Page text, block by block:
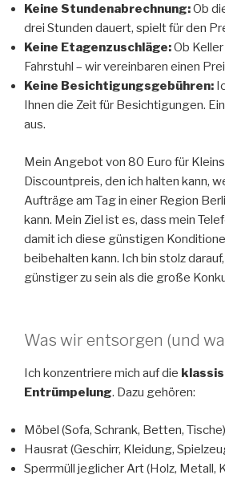
Keine Stundenabrechnung:Ob
drei Stunden dauert, spielt für den
Keine Etagenzuschläge:Ob
Fahrstuhl – wir vereinbaren einen
Keine Besichtigungsgebühren:
Ihnen die Zeit für Besichtigungen.
aus.
Mein Angebot von 80 Euro für
Discountpreis, den ich halten kann,
Aufträge am Tag in einer Region
kann. Mein Ziel ist es, dass mein
damit ich diese günstigen
beibehalten kann. Ich bin stolz
günstiger zu sein als die große
Was wir entsorgen (und
Ich konzentriere mich auf die
Entrümpelung. Dazu gehören:
Möbel (Sofa, Schrank, Betten, Tische)
Hausrat (Geschirr, Kleidung,
Sperrmüll jeglicher Art (Holz, Metall,